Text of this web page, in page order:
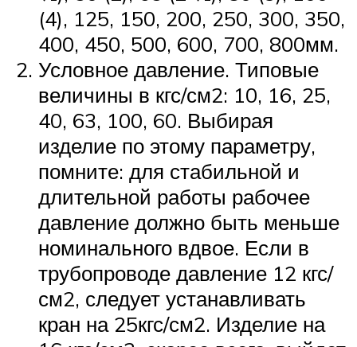
(4), 125, 150, 200, 250, 300, 350,
400, 450, 500, 600, 700, 800мм.
Условное давление. Типовые
величины в кгс/см2: 10, 16, 25,
40, 63, 100, 60. Выбирая
изделие по этому параметру,
помните: для стабильной и
длительной работы рабочее
давление должно быть меньше
номинального вдвое. Если в
трубопроводе давление 12 кгс/
см2, следует устанавливать
кран на 25кгс/см2. Изделие на